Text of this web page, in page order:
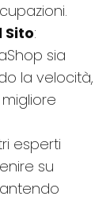
Sito:
sia
la velocità,
esperti
su